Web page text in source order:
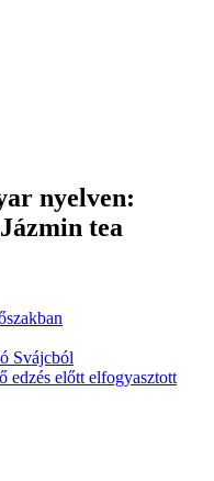
nyelven:
tea
Svájcból
edzés előtt elfogyasztott